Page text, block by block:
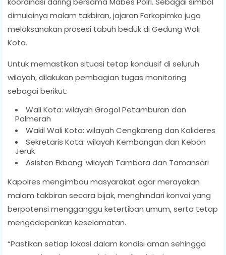
dimulainya malam takbiran, jajaran Forkopimko juga
melaksanakan prosesi tabuh beduk di Gedung Wali
Kota.
Untuk memastikan situasi tetap kondusif di seluruh
wilayah, dilakukan pembagian tugas monitoring
sebagai berikut:
Wali Kota: wilayah Grogol Petamburan dan
Palmerah
Wakil Wali Kota: wilayah Cengkareng dan Kalideres
Sekretaris Kota: wilayah Kembangan dan Kebon
Jeruk
Asisten Ekbang: wilayah Tambora dan Tamansari
Kapolres mengimbau masyarakat agar merayakan
malam takbiran secara bijak, menghindari konvoi yang
berpotensi mengganggu ketertiban umum, serta tetap
mengedepankan keselamatan.
“Pastikan setiap lokasi dalam kondisi aman sehingga